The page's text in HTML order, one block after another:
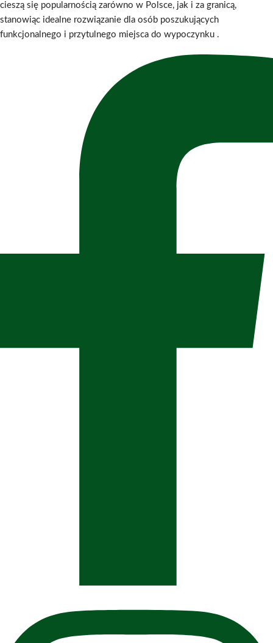
cieszą się popularnością zarówno w Polsce, jak i za granicą,
stanowiąc idealne rozwiązanie dla osób poszukujących
funkcjonalnego i przytulnego miejsca do wypoczynku .